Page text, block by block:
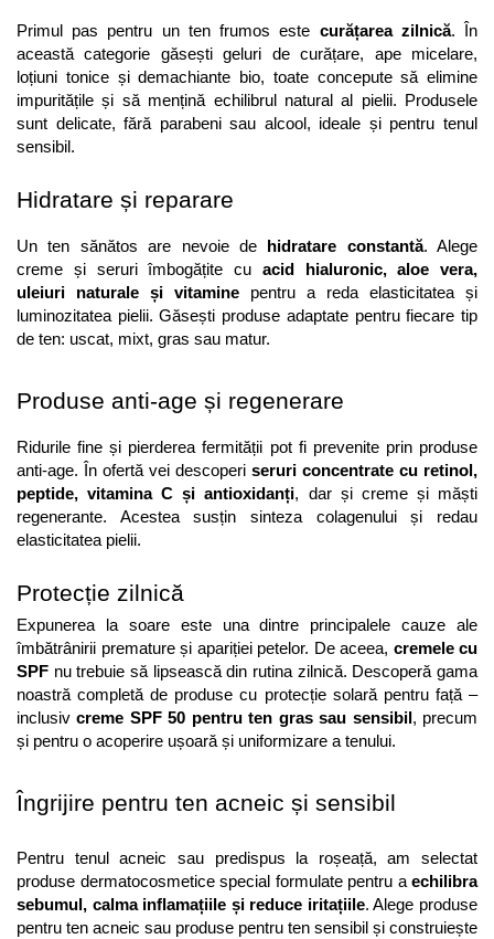
Primul pas pentru un ten frumos este curățarea zilnică. În
această categorie găsești geluri de curățare, ape micelare,
loțiuni tonice și demachiante bio, toate concepute să elimine
impuritățile și să mențină echilibrul natural al pielii. Produsele
sunt delicate, fără parabeni sau alcool, ideale și pentru tenul
sensibil.
Hidratare și reparare
Un ten sănătos are nevoie de hidratare constantă. Alege
creme și seruri îmbogățite cu acid hialuronic, aloe vera,
uleiuri naturale și vitamine pentru a reda elasticitatea și
luminozitatea pielii. Găsești produse adaptate pentru fiecare tip
de ten: uscat, mixt, gras sau matur.
Produse anti-age și regenerare
Ridurile fine și pierderea fermității pot fi prevenite prin produse
anti-age. În ofertă vei descoperi seruri concentrate cu retinol,
peptide, vitamina C și antioxidanți, dar și creme și măști
regenerante. Acestea susțin sinteza colagenului și redau
elasticitatea pielii.
Protecție zilnică
Expunerea la soare este una dintre principalele cauze ale
îmbătrânirii premature și apariției petelor. De aceea, cremele cu
SPF nu trebuie să lipsească din rutina zilnică. Descoperă gama
noastră completă de produse cu protecție solară pentru față –
inclusiv creme SPF 50 pentru ten gras sau sensibil , precum
și pentru o acoperire ușoară și uniformizare a tenului.
Îngrijire pentru ten acneic și sensibil
Pentru tenul acneic sau predispus la roșeață, am selectat
produse dermatocosmetice special formulate pentru a echilibra
sebumul, calma inflamațiile și reduce iritațiile. Alege produse
pentru ten acneic sau produse pentru ten sensibil și construiește